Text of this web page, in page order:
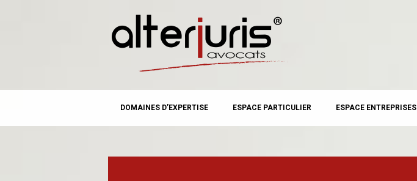
MAIN MENU
content
DOMAINES D’EXPERTISE ESPACE PARTICULIER ESPACE ENTREPRISES